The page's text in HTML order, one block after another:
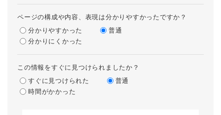
ページの構成や内容、表現は分かりやすかったですか？
分かりやすかった
普通
分かりにくかった
この情報をすぐに見つけられましたか？
すぐに見つけられた
普通
時間がかかった